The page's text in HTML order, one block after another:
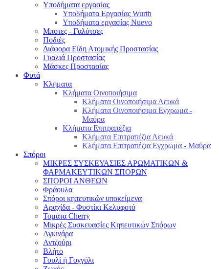
Υποδήματα εργασίας
Υποδήματα Εργασίας Wurth
Υποδήματα εργασίας Nuevo
Μποτες - Γαλότσες
Ποδιές
Διάφορα Είδη Ατομικής Προστασίας
Γυαλιά Προστασίας
Μάσκες Προστασίας
Φυτά
Κλήματα
Κλήματα Οινοποιήσιμα
Κλήματα Οινοποιήσιμα Λευκά
Κλήματα Οινοποιήσιμα Εγχρωμα -
Μαύρα
Κλήματα Επιτραπέζια
Κλήματα Επιτραπέζια Λευκά
Κλήματα Επιτραπέζια Εγχρωμα - Μαύρα
Σπόροι
ΜΙΚΡΕΣ ΣΥΣΚΕΥΑΣΙΕΣ ΑΡΩΜΑΤΙΚΩΝ &
ΦΑΡΜΑΚΕΥΤΙΚΩΝ ΣΠΟΡΩΝ
ΣΠΟΡΟΙ ΑΝΘΕΩΝ
Φράουλα
Σπόροι κηπευτικών υποκείμενα
Αραχίδα - Φυστίκι Κελυφοτό
Τομάτα Cherry
Μικρές Συσκευασίες Κηπευτικών Σπόρων
Αγκινάρα
Αντζούρι
Βλήτο
Γουλί ή Γογγύλι